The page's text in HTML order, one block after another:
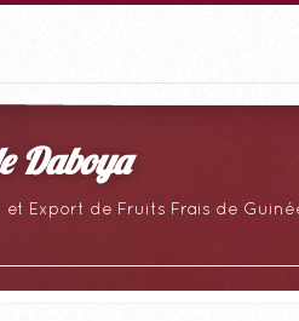
Daboya
Export de Fruits Frais de